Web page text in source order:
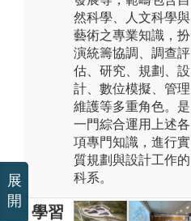
然科學、人文科學與
藝術之專業知識，扮
演統籌協調、調查評
估、研究、規劃、設
計、數位模擬、管理
維護等多重角色。是
一門綜合運用上述各
項專門知識，進行實
質規劃與設計工作的
科系。
學習
展
開